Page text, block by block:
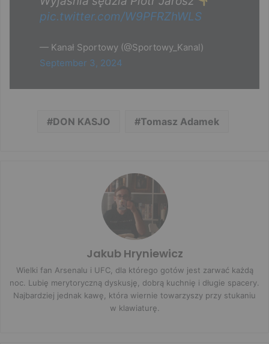
pic.twitter.com/W9PFRZhWLS
— Kanał Sportowy (@Sportowy_Kanal)
September 3, 2024
DON KASJO Tomasz Adamek
Jakub Hryniewicz
Wielki fan Arsenalu i UFC, dla którego gotów jest zarwać każdą
noc. Lubię merytoryczną dyskusję, dobrą kuchnię i długie spacery.
Najbardziej jednak kawę, która wiernie towarzyszy przy stukaniu
w klawiaturę.